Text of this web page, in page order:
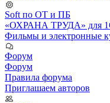
Soft по ОТ и ПБ
«ОХРАНА ТРУДА» для
Фильмы и электронные
Форум
Форум
Правила форума
Приглашаем авторов